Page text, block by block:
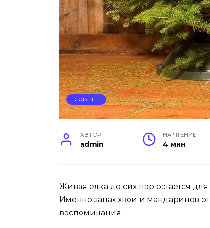
СОВЕТЫ
АВТОР
admin
НА ЧТЕНИЕ
4 мин
Живая елка до сих пор остается
Именно запах хвои и мандаринов
воспоминания.